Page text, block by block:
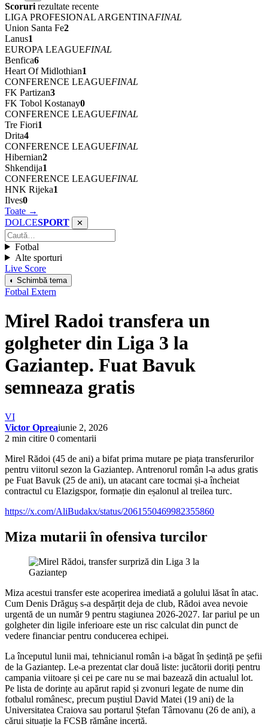
Scoruri rezultate recente
LIGA PROFESIONAL ARGENTINAFINAL
Union Santa Fe2
Lanus1
EUROPA LEAGUEFINAL
Benfica6
Heart Of Midlothian1
CONFERENCE LEAGUEFINAL
FK Partizan3
FK Tobol Kostanay0
CONFERENCE LEAGUEFINAL
Tre Fiori1
Drita4
CONFERENCE LEAGUEFINAL
Hibernian2
Shkendija1
CONFERENCE LEAGUEFINAL
HNK Rijeka1
Ilves0
Toate →
DOLCESPORT ✕
Fotbal
Alte sporturi
Live Score
◐ Schimbă tema
Fotbal Extern
Mirel Radoi transfera un
golgheter din Liga 3 la
Gaziantep. Fuat Bavuk
semneaza gratis
VI
Victor Opreaiunie 2, 2026
2 min citire 0 comentarii
Mirel Rădoi (45 de ani) a bifat prima mutare pe piața transferurilor
pentru viitorul sezon la Gaziantep. Antrenorul român l-a adus gratis
pe Fuat Bavuk (25 de ani), un atacant care tocmai și-a încheiat
contractul cu Elazigspor, formație din eșalonul al treilea turc.
https://x.com/AliBudakx/status/2061550469982355860
Miza mutarii în ofensiva turcilor
Miza acestui transfer este acoperirea imediată a golului lăsat în atac.
Cum Denis Drăguș s-a despărțit deja de club, Rădoi avea nevoie
urgentă de un număr 9 pentru stagiunea 2026-2027. Iar pariul pe un
golgheter din ligile inferioare este un risc calculat din punct de
vedere financiar pentru conducerea echipei.
La începutul lunii mai, tehnicianul român i-a băgat în ședință pe șefii
de la Gaziantep. Le-a prezentat clar două liste: jucătorii doriți pentru
campania viitoare și cei pe care nu se mai bazează din actualul lot.
Pe lista de dorințe au apărut rapid și zvonuri legate de nume din
fotbalul românesc, precum puștiul David Matei (19 ani) de la
Universitatea Craiova sau portarul Ștefan Târnovanu (26 de ani), a
cărui situație la FCSB rămâne incertă.